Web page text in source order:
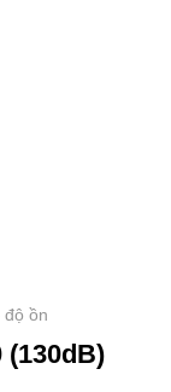
độ ồn
(130dB)